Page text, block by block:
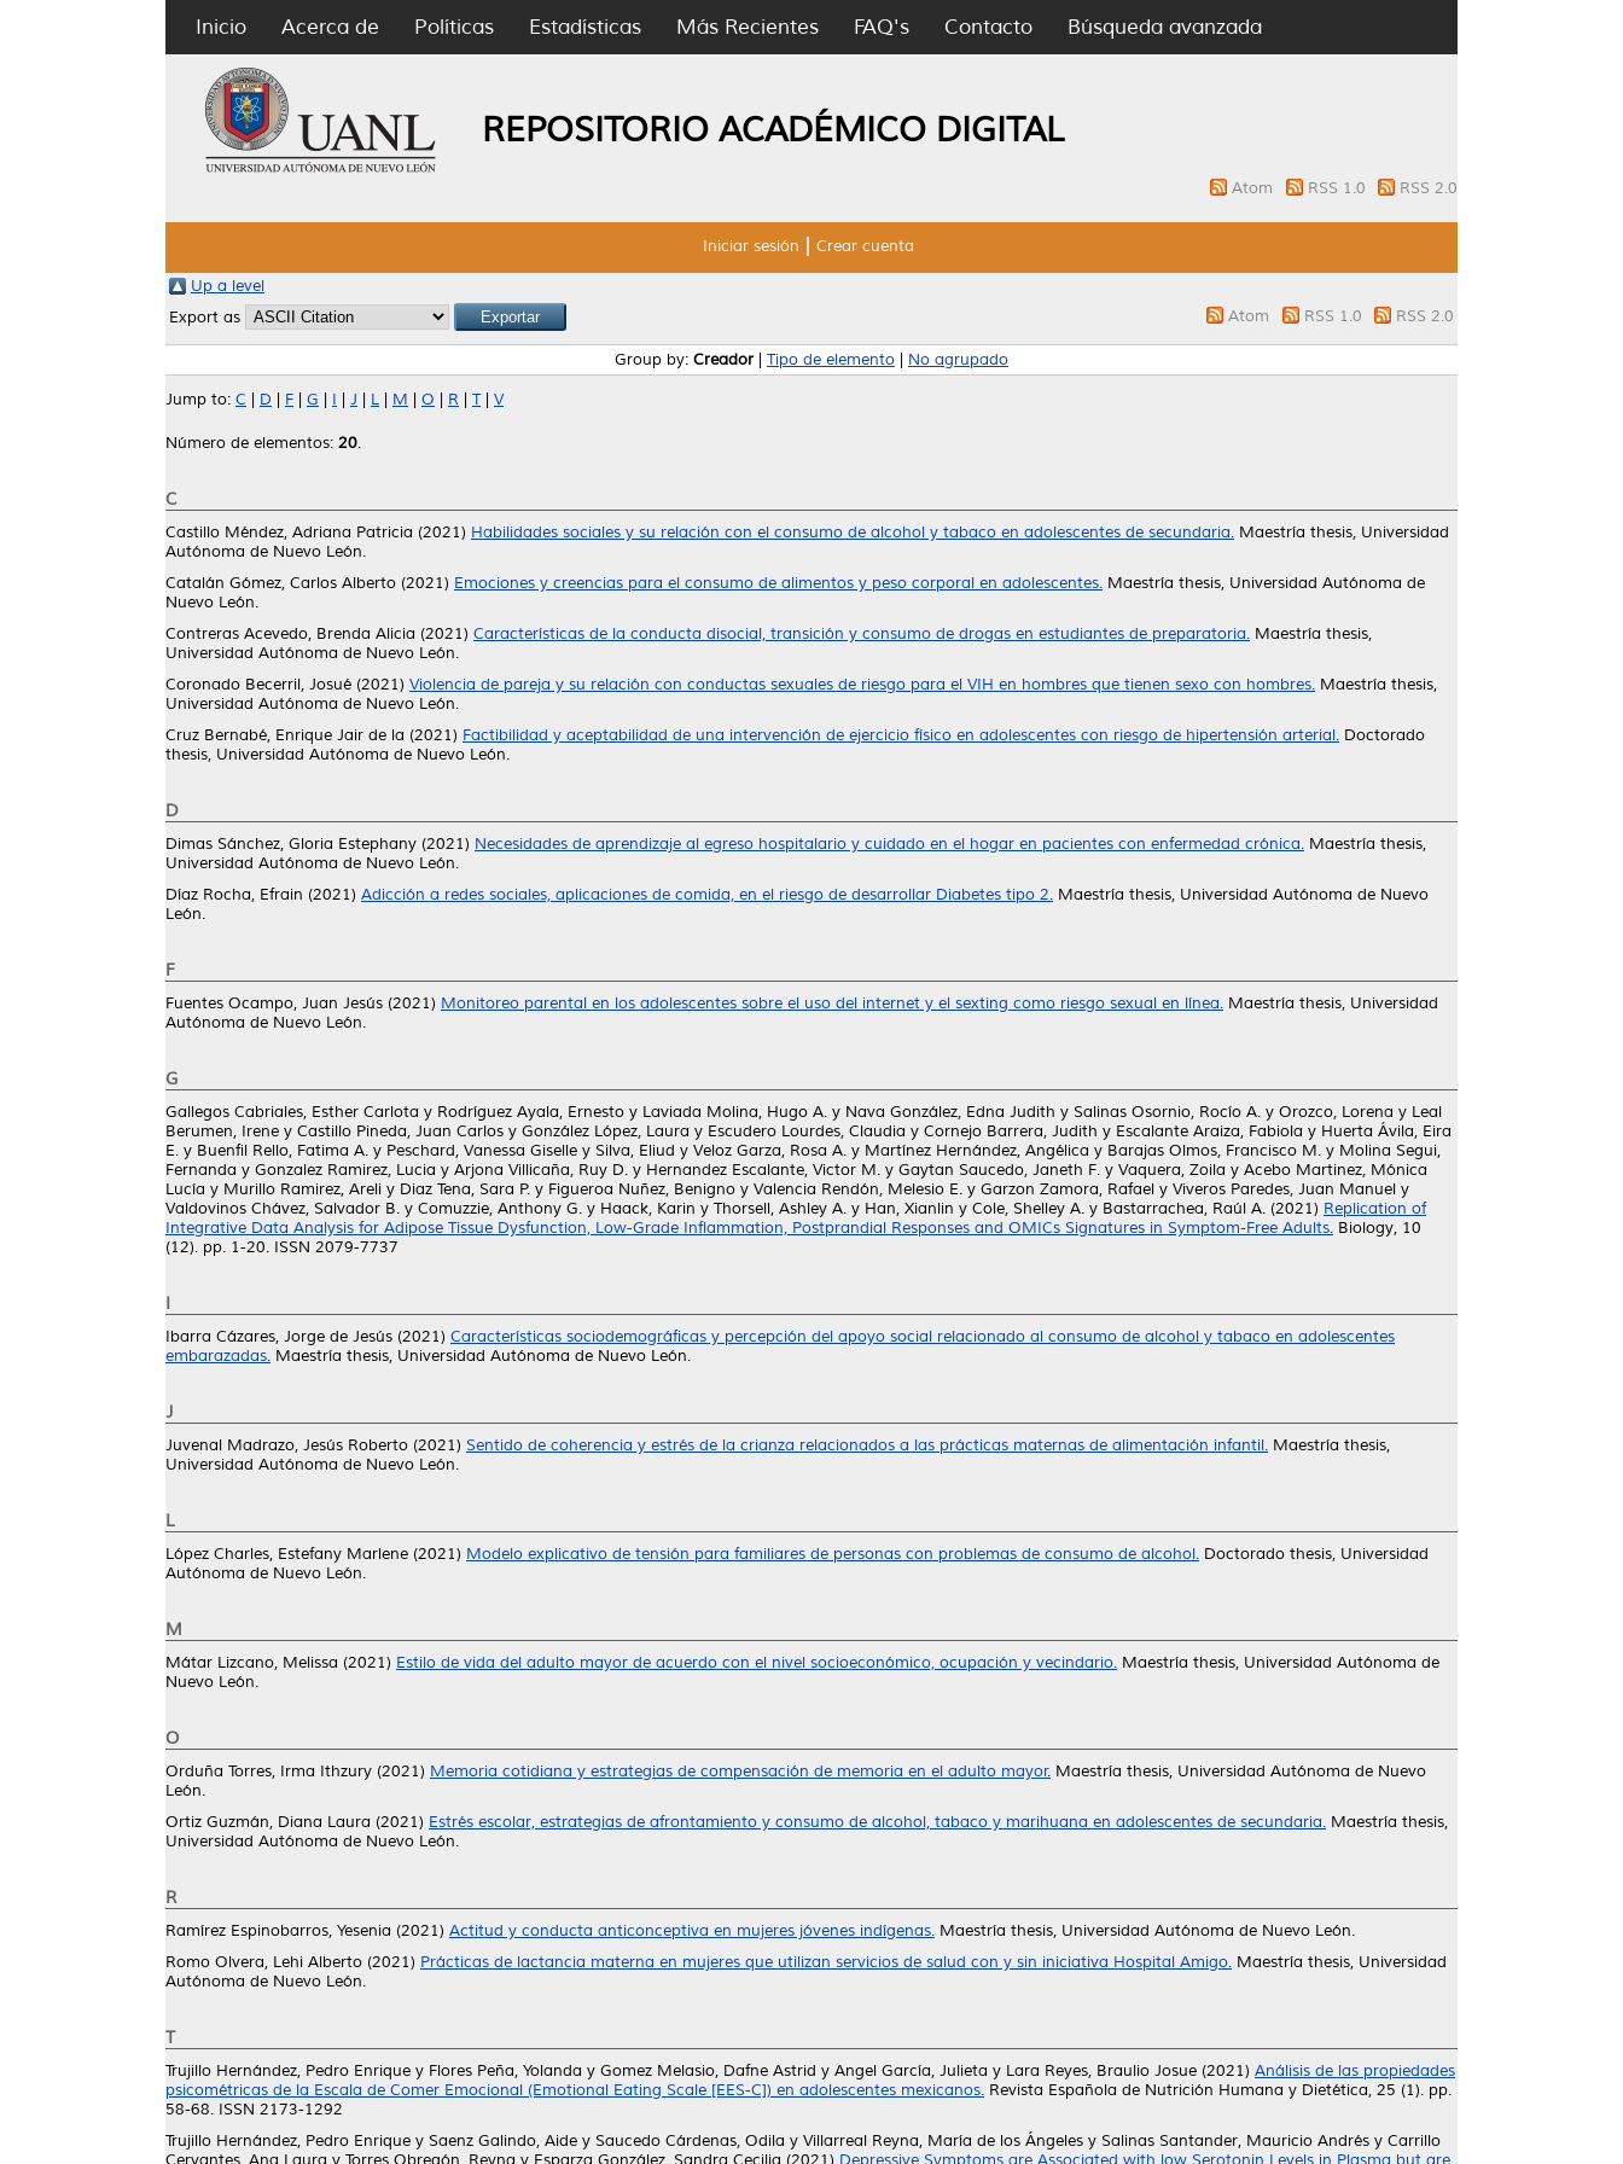
Inicio Acerca de Políticas Estadísticas Más Recientes FAQ's Contacto Búsqueda avanzada
REPOSITORIO ACADÉMICO DIGITAL
Atom RSS 1.0 RSS 2.0
Iniciar sesión Crear cuenta
Up a level
Export as
Atom RSS 1.0 RSS 2.0
Group by: Creador Tipo de elemento No agrupado
Jump to: C D F G I J L M O R T| V
Número de elementos: 20.
C
Castillo Méndez, Adriana Patricia (2021) Habilidades sociales y su relación con el consumo de alcohol y tabaco en adolescentes de secundaria. Maestría thesis, Universidad
Autónoma de Nuevo León.
Catalán Gómez, Carlos Alberto (2021) Emociones y creencias para el consumo de alimentos y peso corporal en adolescentes. Maestría thesis, Universidad Autónoma de
Nuevo León.
Contreras Acevedo, Brenda Alicia (2021) Características de la conducta disocial, transición y consumo de drogas en estudiantes de preparatoria. Maestría thesis,
Universidad Autónoma de Nuevo León.
Coronado Becerril, Josué (2021) Violencia de pareja y su relación con conductas sexuales de riesgo para el VIH en hombres que tienen sexo con hombres. Maestría thesis,
Universidad Autónoma de Nuevo León.
Cruz Bernabé, Enrique Jair de la (2021) Factibilidad y aceptabilidad de una intervención de ejercicio físico en adolescentes con riesgo de hipertensión arterial. Doctorado
thesis, Universidad Autónoma de Nuevo León.
D
Dimas Sánchez, Gloria Estephany (2021) Necesidades de aprendizaje al egreso hospitalario y cuidado en el hogar en pacientes con enfermedad crónica. Maestría thesis,
Universidad Autónoma de Nuevo León.
Díaz Rocha, Efrain (2021) Adicción a redes sociales, aplicaciones de comida, en el riesgo de desarrollar Diabetes tipo 2. Maestría thesis, Universidad Autónoma de Nuevo
León.
F
Fuentes Ocampo, Juan Jesús (2021) Monitoreo parental en los adolescentes sobre el uso del internet y el sexting como riesgo sexual en línea. Maestría thesis, Universidad
Autónoma de Nuevo León.
G
Gallegos Cabriales, Esther Carlota y Rodríguez Ayala, Ernesto y Laviada Molina, Hugo A. y Nava González, Edna Judith y Salinas Osornio, Rocío A. y Orozco, Lorena y Leal
Berumen, Irene y Castillo Pineda, Juan Carlos y González López, Laura y Escudero Lourdes, Claudia y Cornejo Barrera, Judith y Escalante Araiza, Fabiola y Huerta Ávila, Eira
E. y Buenfil Rello, Fatima A. y Peschard, Vanessa Giselle y Silva, Eliud y Veloz Garza, Rosa A. y Martínez Hernández, Angélica y Barajas Olmos, Francisco M. y Molina Segui,
Fernanda y Gonzalez Ramirez, Lucia y Arjona Villicaña, Ruy D. y Hernandez Escalante, Victor M. y Gaytan Saucedo, Janeth F. y Vaquera, Zoila y Acebo Martinez, Mónica
Lucía y Murillo Ramirez, Areli y Diaz Tena, Sara P. y Figueroa Nuñez, Benigno y Valencia Rendón, Melesio E. y Garzon Zamora, Rafael y Viveros Paredes, Juan Manuel y
Valdovinos Chávez, Salvador B. y Comuzzie, Anthony G. y Haack, Karin y Thorsell, Ashley A. y Han, Xianlin y Cole, Shelley A. y Bastarrachea, Raúl A. (2021) Replication of
Integrative Data Analysis for Adipose Tissue Dysfunction, Low-Grade Inflammation, Postprandial Responses and OMICs Signatures in Symptom-Free Adults. Biology, 10
(12). pp. 1-20. ISSN 2079-7737
I
Ibarra Cázares, Jorge de Jesús (2021) Características sociodemográficas y percepción del apoyo social relacionado al consumo de alcohol y tabaco en adolescentes
embarazadas. Maestría thesis, Universidad Autónoma de Nuevo León.
J
Juvenal Madrazo, Jesús Roberto (2021) Sentido de coherencia y estrés de la crianza relacionados a las prácticas maternas de alimentación infantil. Maestría thesis,
Universidad Autónoma de Nuevo León.
L
López Charles, Estefany Marlene (2021) Modelo explicativo de tensión para familiares de personas con problemas de consumo de alcohol. Doctorado thesis, Universidad
Autónoma de Nuevo León.
M
Mátar Lizcano, Melissa (2021) Estilo de vida del adulto mayor de acuerdo con el nivel socioeconómico, ocupación y vecindario. Maestría thesis, Universidad Autónoma de
Nuevo León.
O
Orduña Torres, Irma Ithzury (2021) Memoria cotidiana y estrategias de compensación de memoria en el adulto mayor. Maestría thesis, Universidad Autónoma de Nuevo
León.
Ortiz Guzmán, Diana Laura (2021) Estrés escolar, estrategias de afrontamiento y consumo de alcohol, tabaco y marihuana en adolescentes de secundaria. Maestría thesis,
Universidad Autónoma de Nuevo León.
R
Ramírez Espinobarros, Yesenia (2021) Actitud y conducta anticonceptiva en mujeres jóvenes indígenas. Maestría thesis, Universidad Autónoma de Nuevo León.
Romo Olvera, Lehi Alberto (2021) Prácticas de lactancia materna en mujeres que utilizan servicios de salud con y sin iniciativa Hospital Amigo. Maestría thesis, Universidad
Autónoma de Nuevo León.
T
Trujillo Hernández, Pedro Enrique y Flores Peña, Yolanda y Gomez Melasio, Dafne Astrid y Angel García, Julieta y Lara Reyes, Braulio Josue (2021) Análisis de las propiedades
psicométricas de la Escala de Comer Emocional (Emotional Eating Scale [EES-C]) en adolescentes mexicanos. Revista Española de Nutrición Humana y Dietética, 25 (1). pp.
58-68. ISSN 2173-1292
Trujillo Hernández, Pedro Enrique y Saenz Galindo, Aide y Saucedo Cárdenas, Odila y Villarreal Reyna, María de los Ángeles y Salinas Santander, Mauricio Andrés y Carrillo